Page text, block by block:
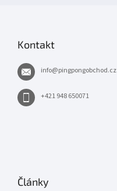
Kontakt
info@pingpongobchod.cz
+421 948 650071
Články